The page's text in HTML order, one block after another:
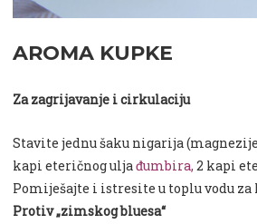
AROMA KUPKE
Za zagrijavanje i cirkulaciju
Stavite jednu šaku nigarija
kapi eteričnog ulja đumbira, 2 kapi
Pomiješajte i istresite u toplu vodu
Protiv „zimskog bluesa“